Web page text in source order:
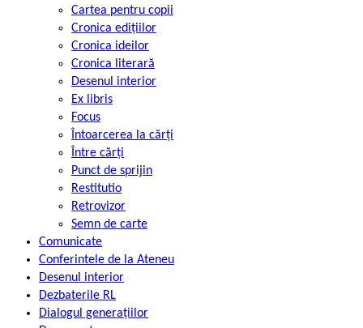
Cartea pentru copii
Cronica edițiilor
Cronica ideilor
Cronica literară
Desenul interior
Ex libris
Focus
Întoarcerea la cărți
Între cărți
Punct de sprijin
Restitutio
Retrovizor
Semn de carte
Comunicate
Conferintele de la Ateneu
Desenul interior
Dezbaterile RL
Dialogul generațiilor